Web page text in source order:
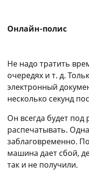
Онлайн-полис
Не надо тратить
очередях и т. д.
электронный
несколько секунд
Он всегда будет под
распечатывать.
заблаговременно.
машина дает сбой,
так и не получили.